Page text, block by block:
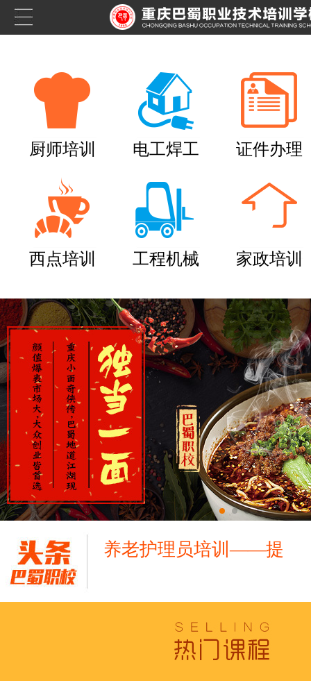
厨师培训 电工焊工 证件办理
西点培训 工程机械 家政培训
养老护理员培训——提
十二月：保持热爱，成
跟“emo”说拜拜！
浓浓端午情，欢乐“粽
这个春天，以爱之名，
养老护理员培训——提
跟“emo”说拜拜！